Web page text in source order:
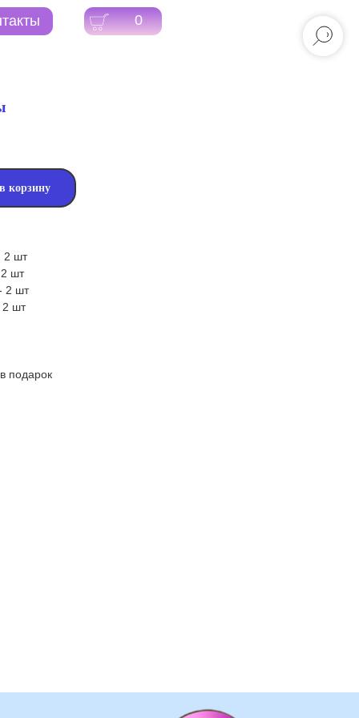
корзину
2 шт
шт
2 шт
2 шт
подарок